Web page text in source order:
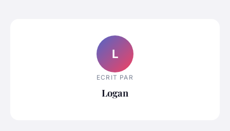
L
ECRIT PAR
Logan